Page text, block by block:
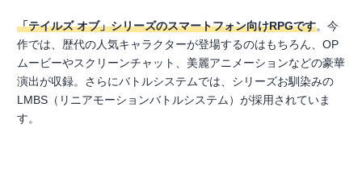
「テイルズ オブ」シリーズのスマートフォン向けRPGです。今
作では、歴代の人気キャラクターが登場するのはもちろん、OP
ムービーやスクリーンチャット、美麗アニメーションなどの豪華
演出が収録。さらにバトルシステムでは、シリーズお馴染みの
LMBS（リニアモーションバトルシステム）が採用されていま
す。